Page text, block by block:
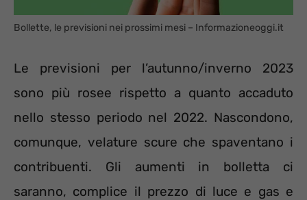
Bollette, le previsioni nei prossimi mesi – Informazioneoggi.it
Le previsioni per l’autunno/inverno 2023
sono più rosee rispetto a quanto accaduto
nello stesso periodo nel 2022. Nascondono,
comunque, velature scure che spaventano i
contribuenti. Gli aumenti in bolletta ci
saranno, complice il prezzo di luce e gas e